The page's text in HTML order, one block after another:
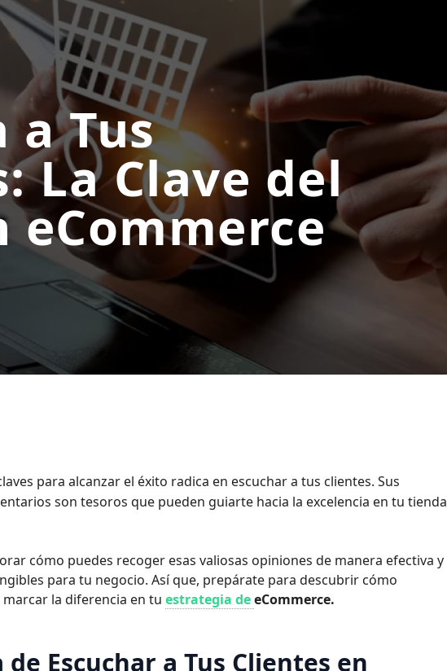
a Tus
La Clave del
eCommerce
para alcanzar el éxito radica en escuchar a tus clientes. Sus
son tesoros que pueden guiarte hacia la excelencia en tu tienda
cómo puedes recoger esas valiosas opiniones de manera efectiva y
para tu negocio. Así que, prepárate para descubrir cómo
marcar la diferencia en tuestrategia deeCommerce.
Escuchar a Tus Clientes en